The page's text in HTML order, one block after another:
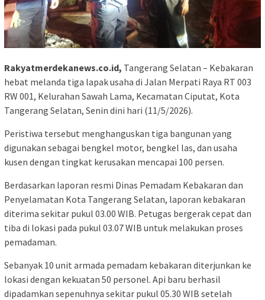
Rakyatmerdekanews.co.id, Tangerang Selatan – Kebakaran
hebat melanda tiga lapak usaha di Jalan Merpati Raya RT 003
RW 001, Kelurahan Sawah Lama, Kecamatan Ciputat, Kota
Tangerang Selatan, Senin dini hari (11/5/2026).
Peristiwa tersebut menghanguskan tiga bangunan yang
digunakan sebagai bengkel motor, bengkel las, dan usaha
kusen dengan tingkat kerusakan mencapai 100 persen.
Berdasarkan laporan resmi Dinas Pemadam Kebakaran dan
Penyelamatan Kota Tangerang Selatan, laporan kebakaran
diterima sekitar pukul 03.00 WIB. Petugas bergerak cepat dan
tiba di lokasi pada pukul 03.07 WIB untuk melakukan proses
pemadaman.
Sebanyak 10 unit armada pemadam kebakaran diterjunkan ke
lokasi dengan kekuatan 50 personel. Api baru berhasil
dipadamkan sepenuhnya sekitar pukul 05.30 WIB setelah